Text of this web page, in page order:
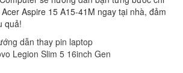
Aspire 15 A15-41M ngay tại nhà, đảm
quả!